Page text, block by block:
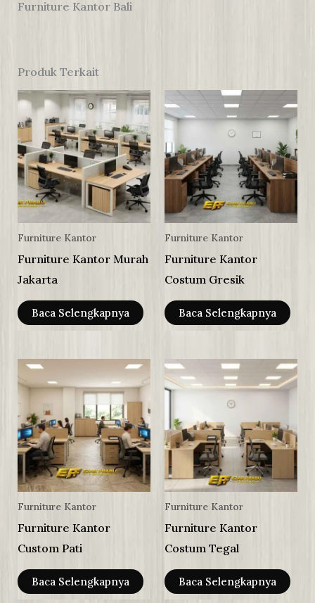
Furniture Kantor Bali
Produk Terkait
Furniture Kantor
Furniture Kantor Murah
Jakarta
Baca Selengkapnya
Furniture Kantor
Furniture Kantor
Costum Gresik
Baca Selengkapnya
Furniture Kantor
Furniture Kantor
Custom Pati
Baca Selengkapnya
Furniture Kantor
Furniture Kantor
Costum Tegal
Baca Selengkapnya